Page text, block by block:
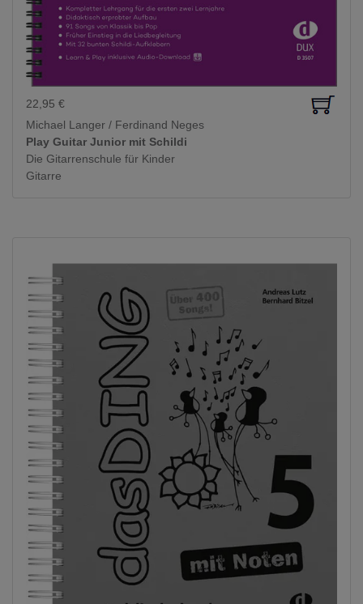
22,95 €
Michael Langer / Ferdinand Neges
Play Guitar Junior mit Schildi
Die Gitarrenschule für Kinder
Gitarre